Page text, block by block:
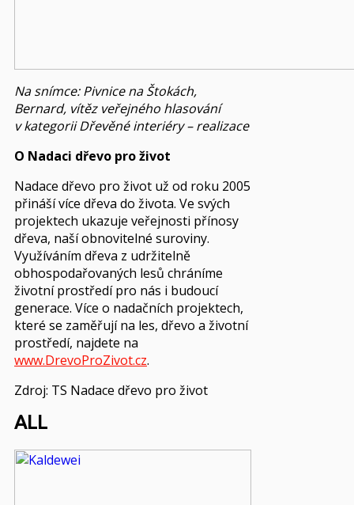
Na snímce: Pivnice na Štokách,
Bernard, vítěz veřejného hlasování
v kategorii Dřevěné interiéry – realizace
O Nadaci dřevo pro život
Nadace dřevo pro život už od roku 2005
přináší více dřeva do života. Ve svých
projektech ukazuje veřejnosti přínosy
dřeva, naší obnovitelné suroviny.
Využíváním dřeva z udržitelně
obhospodařovaných lesů chráníme
životní prostředí pro nás i budoucí
generace. Více o nadačních projektech,
které se zaměřují na les, dřevo a životní
prostředí, najdete na
www.DrevoProZivot.cz.
Zdroj: TS Nadace dřevo pro život
ALL